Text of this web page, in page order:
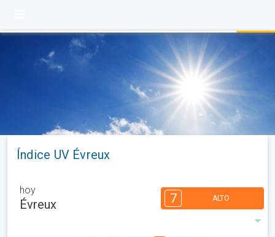
Índice UV Évreux
hoy
Évreux 7 ALTO